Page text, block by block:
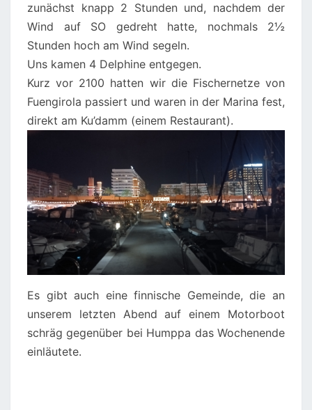
zunächst knapp 2 Stunden und, nachdem der
Wind auf SO gedreht hatte, nochmals 2½
Stunden hoch am Wind segeln.
Uns kamen 4 Delphine entgegen.
Kurz vor 2100 hatten wir die Fischernetze von
Fuengirola passiert und waren in der Marina fest,
direkt am Ku’damm (einem Restaurant).
Es gibt auch eine finnische Gemeinde, die an
unserem letzten Abend auf einem Motorboot
schräg gegenüber bei Humppa das Wochenende
einläutete.